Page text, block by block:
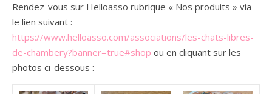
Rendez-vous sur Helloasso rubrique « Nos produits » via
le lien suivant :
https://www.helloasso.com/associations/les-chats-libres-
de-chambery?banner=true#shop ou en cliquant sur les
photos ci-dessous :